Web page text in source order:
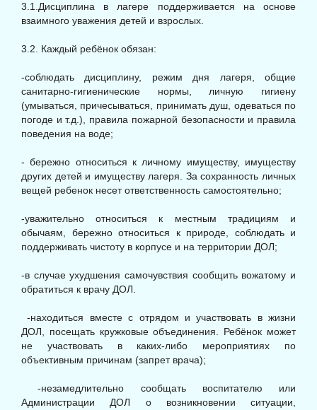
3.1.Дисциплина в лагере поддерживается на основе
взаимного уважения детей и взрослых.
3.2. Каждый ребёнок обязан:
-соблюдать дисциплину, режим дня лагеря, общие
санитарно-гигиенические нормы, личную гигиену
(умываться, причесываться, принимать душ, одеваться по
погоде и т.д.), правила пожарной безопасности и правила
поведения на воде;
- бережно относиться к личному имуществу, имуществу
других детей и имуществу лагеря. За сохранность личных
вещей ребенок несет ответственность самостоятельно;
-уважительно относиться к местным традициям и
обычаям, бережно относиться к природе, соблюдать и
поддерживать чистоту в корпусе и на территории ДОЛ;
-в случае ухудшения самочувствия сообщить вожатому и
обратиться к врачу ДОЛ.
-находиться вместе с отрядом и участвовать в жизни
ДОЛ, посещать кружковые объединения. Ребёнок может
не участвовать в каких-либо мероприятиях по
объективным причинам (запрет врача);
-незамедлительно сообщать воспитателю или
Администрации ДОЛ о возникновении ситуации,